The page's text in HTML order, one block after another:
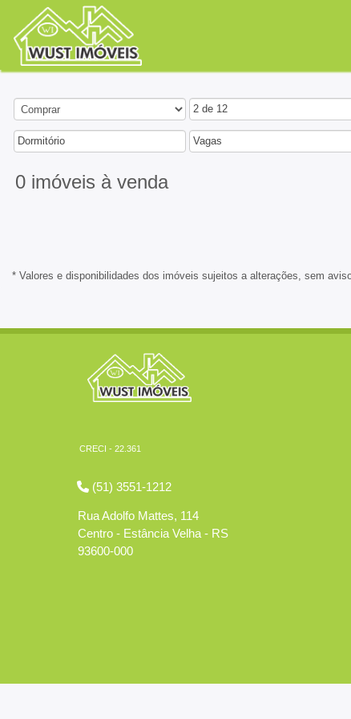
2 de 12
Dormitório Vagas
0 imóveis à venda
* Valores e disponibilidades dos imóveis sujeitos a alterações, sem
CRECI - 22.361
(51) 3551-1212
Rua Adolfo Mattes, 114
Centro - Estância Velha - RS
93600-000